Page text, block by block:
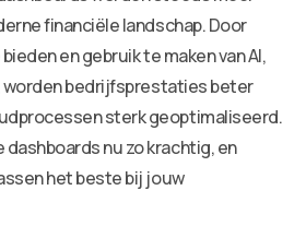
financiële landschap. Door
en gebruik te maken van AI,
worden bedrijfsprestaties beter
sterk geoptimaliseerd.
dashboards nu zo krachtig, en
het beste bij jouw